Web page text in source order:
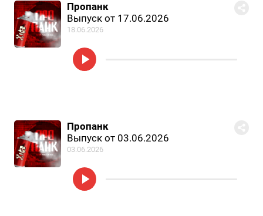
Пропанк
Выпуск от 17.06.2026
18.06.2026
Пропанк
Выпуск от 03.06.2026
03.06.2026